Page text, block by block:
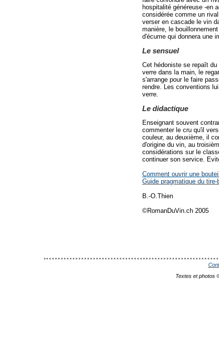
hospitalité généreuse -en
considérée comme un
verser en cascade le vin
manière, le
d'écume qui donnera une
Le sensuel
Cet hédoniste se repaît
verre dans la main, le
s'arrange pour le faire
rendre. Les conventions
verre.
Le didactique
Enseignant souvent
commenter le cru qu'il
couleur, au deuxième, il
d'origine du vin, au
considérations sur le
continuer son service.
Comment ouvrir une
Guide pragmatique du tire-
B.-O.Thien
©RomanDuVin.ch 2005
Textes et photos